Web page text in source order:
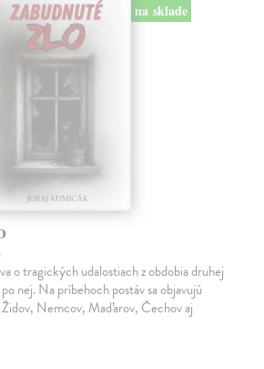
na sklade
o tragických udalostiach z obdobia druhej
nej. Na príbehoch postáv sa objavujú
Nemcov, Maďarov, Čechov aj